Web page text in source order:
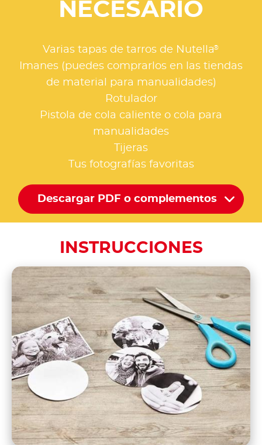
NECESARIO
Varias tapas de tarros de Nutella®
Imanes (puedes comprarlos en las tiendas
de material para manualidades)
Rotulador
Pistola de cola caliente o cola para
manualidades
Tijeras
Tus fotografías favoritas
Descargar PDF o complementos
INSTRUCCIONES